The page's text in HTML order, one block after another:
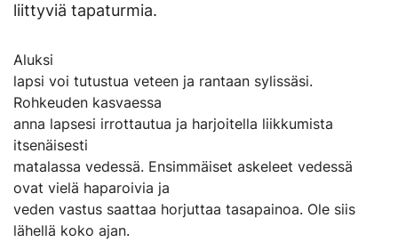
liittyviä tapaturmia.
Aluksi
lapsi voi tutustua veteen ja rantaan sylissäsi.
Rohkeuden kasvaessa
anna lapsesi irrottautua ja harjoitella liikkumista
itsenäisesti
matalassa vedessä. Ensimmäiset askeleet vedessä
ovat vielä haparoivia ja
veden vastus saattaa horjuttaa tasapainoa. Ole siis
lähellä koko ajan.